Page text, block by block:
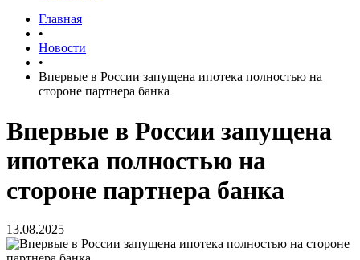
Главная
•
Новости
•
Впервые в России запущена ипотека полностью на
стороне партнера банка
Впервые в России запущена
ипотека полностью на
стороне партнера банка
13.08.2025